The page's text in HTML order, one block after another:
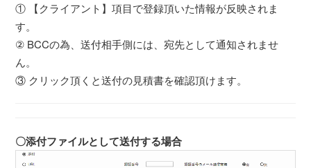
① 【クライアント】項目で登録頂いた情報が反映されま
す。
② BCCの為、送付相手側には、宛先として通知されませ
ん。
③ クリック頂くと送付の見積書を確認頂けます。
〇添付ファイルとして送付する場合